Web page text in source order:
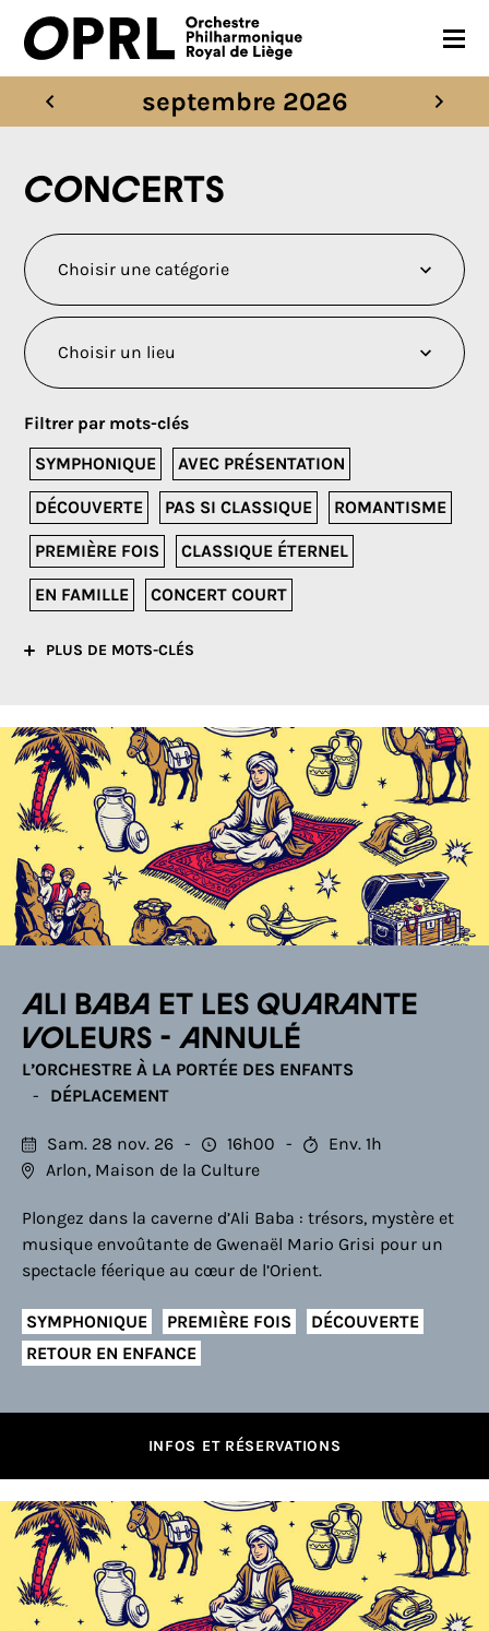
CONCERTS
JEUNES PUBLICS
OPRL
EN PRATIQUE
MÉDIAS
NOUS SOUTENIR
septembre 2026
Concerts
Filtrer par mots-clés
SYMPHONIQUE
AVEC PRÉSENTATION
DÉCOUVERTE PAS SI CLASSIQUE ROMANTISME
PREMIÈRE FOIS CLASSIQUE ÉTERNEL
EN FAMILLE CONCERT COURT
PLUS DE MOTS-CLÉS
Ali Baba et les quarante
voleurs - ANNULÉ
L’ORCHESTRE À LA PORTÉE DES ENFANTS
DÉPLACEMENT
Sam. 28 nov. 26 16h00
Env. 1h
Arlon, Maison de la Culture
Plongez dans la caverne d’Ali Baba : trésors, mystère et
musique envoûtante de Gwenaël Mario Grisi pour un
spectacle féerique au cœur de l’Orient.
SYMPHONIQUE PREMIÈRE FOIS
DÉCOUVERTE
RETOUR EN ENFANCE
INFOS ET RÉSERVATIONS